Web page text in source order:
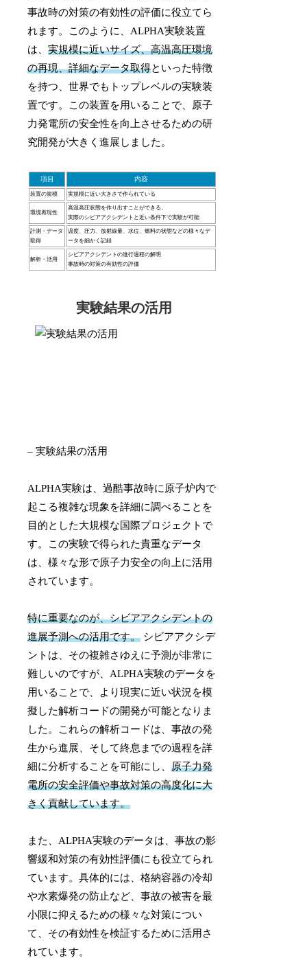
事故時の対策の有効性の評価に役立てら
れます。このように、ALPHA実験装置
は、実規模に近いサイズ、高温高圧環境
の再現、詳細なデータ取得といった特徴
を持つ、世界でもトップレベルの実験装
置です。この装置を用いることで、原子
力発電所の安全性を向上させるための研
究開発が大きく進展しました。
項目 内容
装置の規模 実規模に近い大きさで作られている
環境再現性
高温高圧状態を作り出すことができる。
実際のシビアアクシデントと近い条件下で実験が可能
計測・データ
取得
温度、圧力、放射線量、水位、燃料の状態などの様々なデ
ータを細かく記録
解析・活用
シビアアクシデントの進行過程の解明
事故時の対策の有効性の評価
実験結果の活用
– 実験結果の活用
ALPHA実験は、過酷事故時に原子炉内で
起こる複雑な現象を詳細に調べることを
目的とした大規模な国際プロジェクトで
す。この実験で得られた貴重なデータ
は、様々な形で原子力安全の向上に活用
されています。
特に重要なのが、シビアアクシデントの
進展予測への活用です。 シビアアクシデ
ントは、その複雑さゆえに予測が非常に
難しいのですが、ALPHA実験のデータを
用いることで、より現実に近い状況を模
擬した解析コードの開発が可能となりま
した。これらの解析コードは、事故の発
生から進展、そして終息までの過程を詳
細に分析することを可能にし、原子力発
電所の安全評価や事故対策の高度化に大
きく貢献しています。
また、ALPHA実験のデータは、事故の影
響緩和対策の有効性評価にも役立てられ
ています。具体的には、格納容器の冷却
や水素爆発の防止など、事故の被害を最
小限に抑えるための様々な対策につい
て、その有効性を検証するために活用さ
れています。